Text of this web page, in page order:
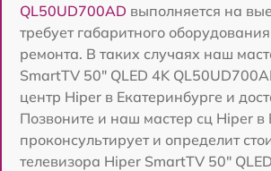
QL50UD700AD выполняется на
требует габаритного
ремонта. В таких случаях наш
SmartTV 50" QLED 4K
центр Hiper в Екатеринбурге и
Позвоните и наш мастер сц Hiper в
проконсультирует и определит
телевизора Hiper SmartTV 50"